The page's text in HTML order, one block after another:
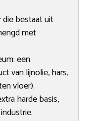
bestaat uit
met
een
van lijnolie, hars,
vloer).
harde basis,